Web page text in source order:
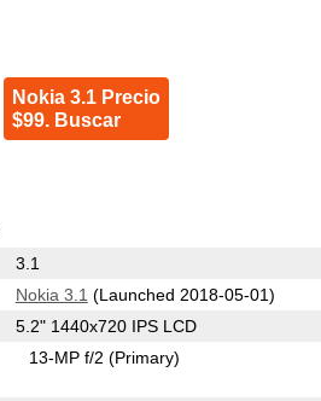
Nokia 3.1 Precio
$99. Buscar
3.1
Nokia 3.1 (Launched 2018-05-01)
5.2" 1440x720 IPS LCD
13-MP f/2(Primary)